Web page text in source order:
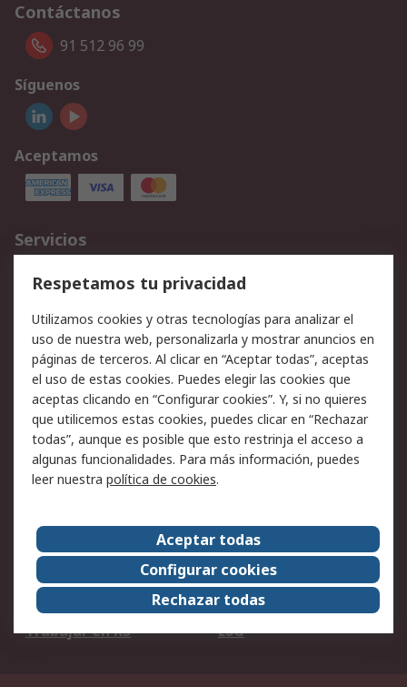
Contáctanos
91 512 96 99
Síguenos
Aceptamos
Servicios
Cómo realizar pedidos
Devoluciones
Facturación y pago
Ofertas
Soporte técnico
Legal
Aviso legal
Política de privacidad -
Actualizada
Política sobre cookies
Seguridad de emails
Certificaciones de
Condiciones de venta
Acerca de RS
Acerca de RS
RS Group
RS en el mundo
Sala de prensa
Trabajar en RS
ESG
Respetamos tu privacidad
Utilizamos cookies y otras tecnologías para analizar el
uso de nuestra web, personalizarla y mostrar anuncios en
páginas de terceros. Al clicar en “Aceptar todas”, aceptas
el uso de estas cookies. Puedes elegir las cookies que
aceptas clicando en “Configurar cookies”. Y, si no quieres
que utilicemos estas cookies, puedes clicar en “Rechazar
todas”, aunque es posible que esto restrinja el acceso a
algunas funcionalidades. Para más información, puedes
leer nuestra política de cookies.
Aceptar todas
Configurar cookies
Rechazar todas